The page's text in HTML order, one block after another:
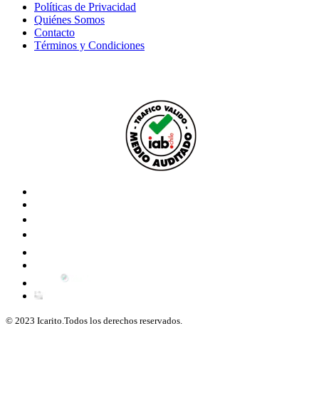
Políticas de Privacidad
Quiénes Somos
Contacto
Términos y Condiciones
© 2023 Icarito.Todos los derechos reservados.